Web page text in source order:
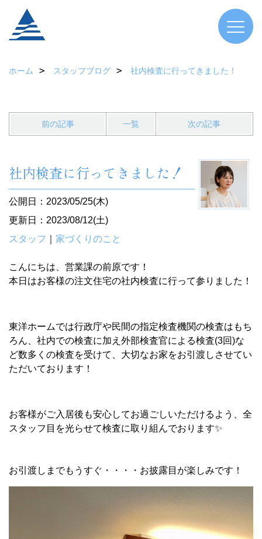
ホーム スタッフブログ 社内検査に行ってきました！
前の記事 一覧 次の記事
社内検査に行ってきました！
公開日：2023/05/25(木)
更新日：2023/08/12(土)
スタッフ
家づくりのこと
こんにちは、営業課の前原です！
本日はお客様の注文住宅の社内検査に行って参りました！
東洋ホームでは行政庁や民間の指定検査機関の検査はもち
ろん、社内での検査に加え外部検査官による検査(3回)な
ど数多くの検査を受けて、大切なお家をお引渡しさせてい
ただいております！
お客様がご入居後も安心してお過ごしいただけるよう、全
スタッフ目を光らせて検査に取り組んでおります✨
お引渡しまでもうすぐ・・・・お披露目が楽しみです！